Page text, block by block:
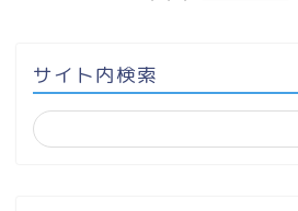
サイト内検索